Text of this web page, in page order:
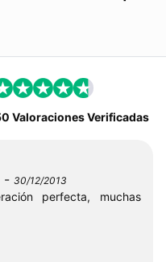
Valoraciones Verificadas
- 30/12/2013
perfecta, muchas